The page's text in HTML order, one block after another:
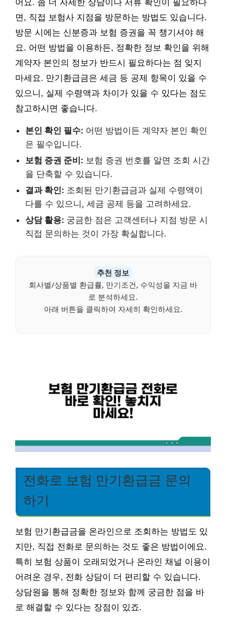
어요. 좀 더 자세한 상담이나 서류 확인이 필요하다
면, 직접 보험사 지점을 방문하는 방법도 있습니다.
방문 시에는 신분증과 보험 증권을 꼭 챙기셔야 해
요. 어떤 방법을 이용하든, 정확한 정보 확인을 위해
계약자 본인의 정보가 반드시 필요하다는 점 잊지
마세요. 만기환급금은 세금 등 공제 항목이 있을 수
있으니, 실제 수령액과 차이가 있을 수 있다는 점도
참고하시면 좋습니다.
본인 확인 필수: 어떤 방법이든 계약자 본인 확인
은 필수입니다.
보험 증권 준비: 보험 증권 번호를 알면 조회 시간
을 단축할 수 있습니다.
결과 확인: 조회된 만기환급금과 실제 수령액이
다를 수 있으니, 세금 공제 등을 고려하세요.
상담 활용: 궁금한 점은 고객센터나 지점 방문 시
직접 문의하는 것이 가장 확실합니다.
추천 정보
회사별/상품별 환급률, 만기조건, 수익성을 지금 바
로 분석하세요.
아래 버튼을 클릭하여 자세히 확인하세요.
전화로 보험 만기환급금 문의
하기
보험 만기환급금을 온라인으로 조회하는 방법도 있
지만, 직접 전화로 문의하는 것도 좋은 방법이에요.
특히 보험 상품이 오래되었거나 온라인 채널 이용이
어려운 경우, 전화 상담이 더 편리할 수 있습니다.
상담원을 통해 정확한 정보와 함께 궁금한 점을 바
로 해결할 수 있다는 장점이 있죠.